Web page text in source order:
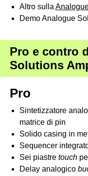
Altro sulla
Demo Analogue
Pro e contro
Solutions
Pro
Sintetizzatore
matrice di pin
Solido casing in
Sequencer
Sei piastre touch
Delay analogico